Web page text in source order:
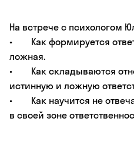
На встрече с психологом
• Как формируется
ложная.
• Как складываются
истинную и ложную
• Как научится не
в своей зоне